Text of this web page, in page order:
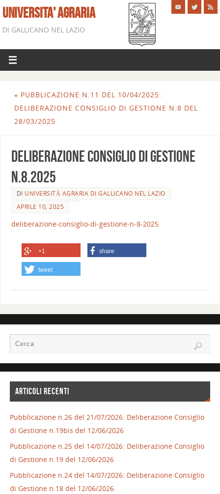
UNIVERSITA' AGRARIA
DI GALLICANO NEL LAZIO
« PUBBLICAZIONE N.11 DEL 10/04/2025:
DELIBERAZIONE CONSIGLIO DI GESTIONE N.8 DEL
28/03/2025
Deliberazione Consiglio di Gestione
n.8.2025
DI UNIVERSITÀ AGRARIA DI GALLICANO NEL LAZIO
APRILE 10, 2025
deliberazione-consiglio-di-gestione-n-8-2025
+1 share
tweet
ARTICOLI RECENTI
Pubblicazione n.26 del 21/07/2026: Deliberazione Consiglio
di Gestione n.19bis del 12/06/2026
Pubblicazione n.25 del 14/07/2026: Deliberazione Consiglio
di Gestione n.19 del 12/06/2026
Pubblicazione n.24 del 14/07/2026: Deliberazione Consiglio
di Gestione n.18 del 12/06/2026